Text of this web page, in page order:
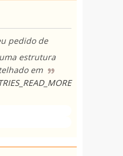
pedido de
estrutura
em